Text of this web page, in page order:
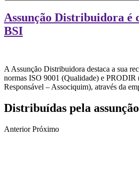
Assunção Distribuidora é
BSI
A Assunção Distribuidora destaca a sua
normas ISO 9001 (Qualidade) e PRODIR
Responsável – Associquim), através da
Distribuídas pela
Anterior Próximo